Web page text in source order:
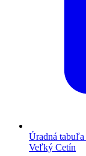
Úradná tabuľa
Veľký Cetín